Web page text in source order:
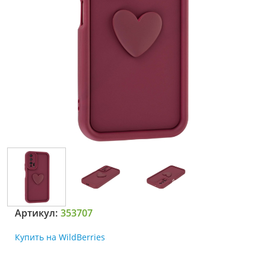
Артикул: 353707
Купить на WildBerries